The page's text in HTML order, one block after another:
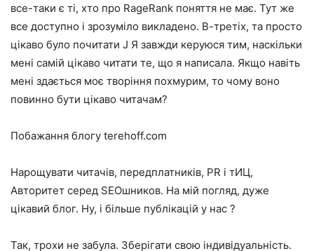
все-таки є ті, хто про RageRank поняття не має. Тут же
все доступно і зрозуміло викладено. В-третіх, та просто
цікаво було почитати J Я завжди керуюся тим, наскільки
мені самій цікаво читати те, що я написала. Якщо навіть
мені здається моє творіння похмурим, то чому воно
повинно бути цікаво читачам?
Побажання блогу terehoff.com
Нарощувати читачів, передплатників, PR і тИЦ,
Авторитет серед ЅЕОшников. На мій погляд, дуже
цікавий блог. Ну, і більше публікацій у нас ?
Так, трохи не забула. Зберігати свою індивідуальність.